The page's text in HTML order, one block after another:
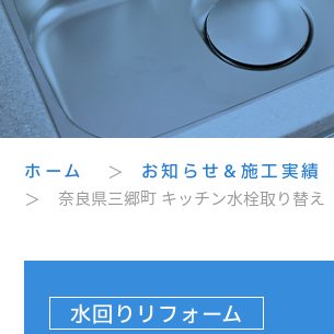
ホーム ＞ お知らせ＆施工実績
＞ 奈良県三郷町 キッチン水栓取り替え
水回りリフォーム